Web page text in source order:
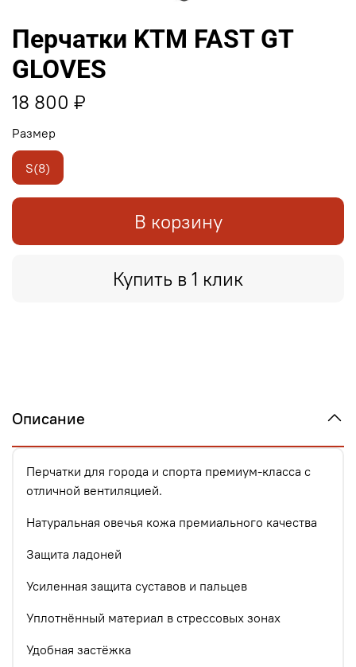
Перчатки KTM FAST GT
GLOVES
18 800 ₽
В корзину
Купить в 1 клик
Размер
S(8)
Описание
Перчатки для города и спорта премиум-класса с
отличной вентиляцией.
Натуральная овечья кожа премиального качества
Защита ладоней
Усиленная защита суставов и пальцев
Уплотнённый материал в стрессовых зонах
Удобная застёжка